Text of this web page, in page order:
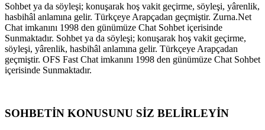
Sohbet ya da söyleşi; konuşarak hoş vakit geçirme, söyleşi, yârenlik,
hasbihâl anlamına gelir. Türkçeye Arapçadan geçmiştir. Zurna.Net
Chat imkanını 1998 den günümüze Chat Sohbet içerisinde
Sunmaktadır. Sohbet ya da söyleşi; konuşarak hoş vakit geçirme,
söyleşi, yârenlik, hasbihâl anlamına gelir. Türkçeye Arapçadan
geçmiştir. OFS Fast Chat imkanını 1998 den günümüze Chat Sohbet
içerisinde Sunmaktadır.
SOHBETİN KONUSUNU SİZ BELİRLEYİN